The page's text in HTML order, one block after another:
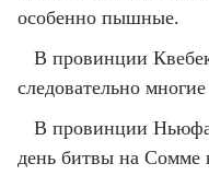
особенно пышные.
В провинции
следовательно
В провинции
день битвы на Сомме